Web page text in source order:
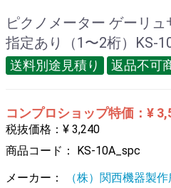
ピクノメーター ゲーリ
指定あり（1〜2桁）KS-
送料別途見積り 返品不可
コンプロショップ特価：¥
税抜価格：¥ 3,240
商品コード： KS-10A_spc
メーカー：
（株）関西機器製